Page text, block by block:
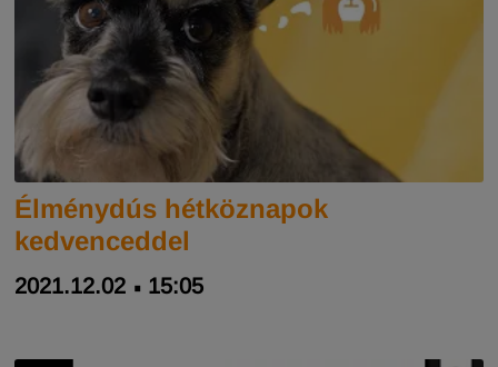
Élménydús hétköznapok
kedvenceddel
2021.12.02 15:05